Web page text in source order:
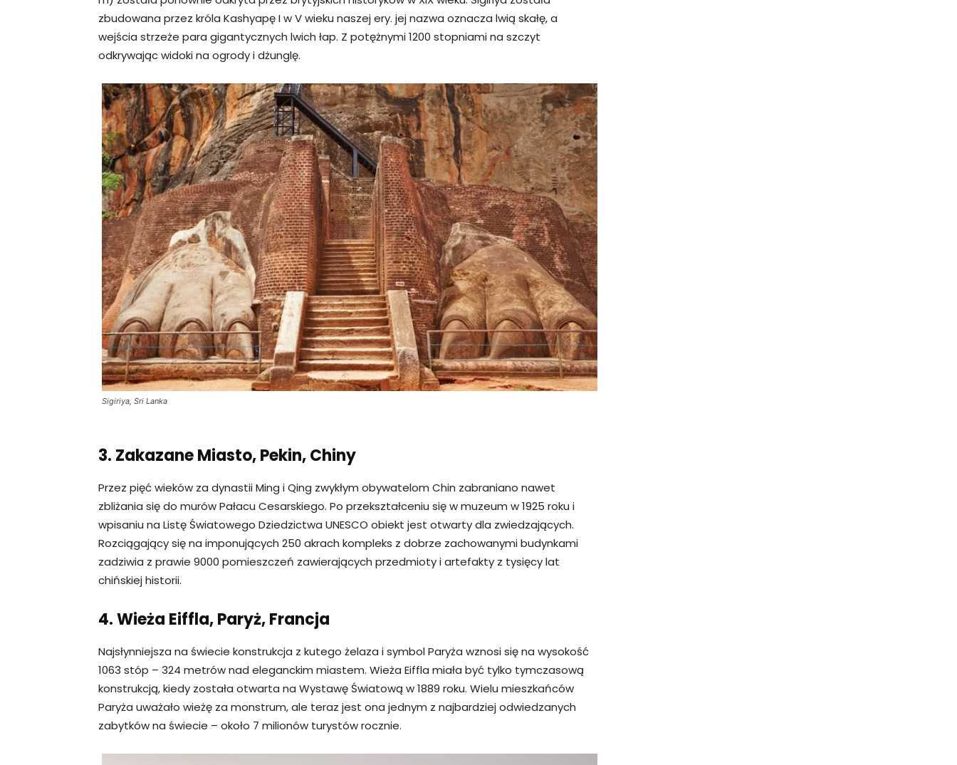
zbudowana przez króla Kashyapę I w V wieku naszej ery. jej nazwa oznacza lwią skałę, a
wejścia strzeże para gigantycznych lwich łap. Z potężnymi 1200 stopniami na szczyt
odkrywając widoki na ogrody i dżunglę.
Sigiriya, Sri Lanka
3. Zakazane Miasto, Pekin, Chiny
Przez pięć wieków za dynastii Ming i Qing zwykłym obywatelom Chin zabraniano nawet
zbliżania się do murów Pałacu Cesarskiego. Po przekształceniu się w muzeum w 1925 roku i
wpisaniu na Listę Światowego Dziedzictwa UNESCO obiekt jest otwarty dla zwiedzających.
Rozciągający się na imponujących 250 akrach kompleks z dobrze zachowanymi budynkami
zadziwia z prawie 9000 pomieszczeń zawierających przedmioty i artefakty z tysięcy lat
chińskiej historii.
4. Wieża Eiffla, Paryż, Francja
Najsłynniejsza na świecie konstrukcja z kutego żelaza i symbol Paryża wznosi się na wysokość
1063 stóp – 324 metrów nad eleganckim miastem. Wieża Eiffla miała być tylko tymczasową
konstrukcją, kiedy została otwarta na Wystawę Światową w 1889 roku. Wielu mieszkańców
Paryża uważało wieżę za monstrum, ale teraz jest ona jednym z najbardziej odwiedzanych
zabytków na świecie – około 7 milionów turystów rocznie.